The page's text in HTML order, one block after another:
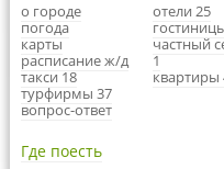
о городе
погода
карты
расписание ж/д
такси 18
турфирмы 37
вопрос-ответ
отели 25
частный
1
квартиры
Где поесть